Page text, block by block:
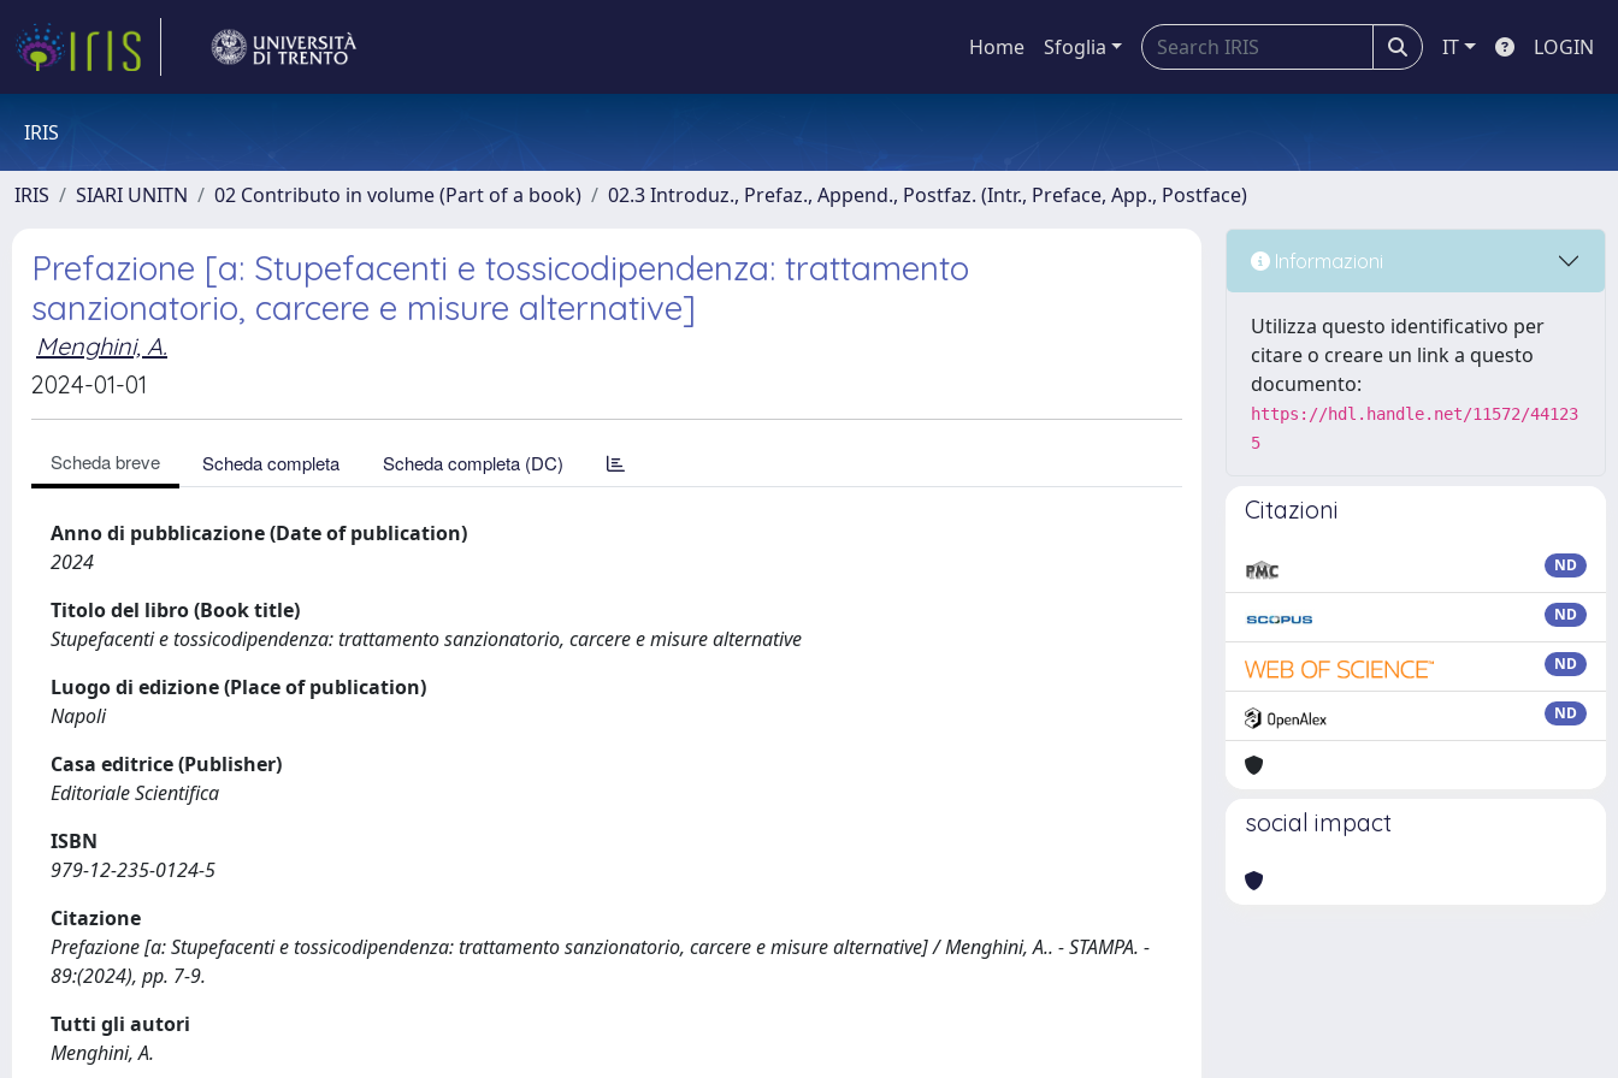
Home Sfoglia IT LOGIN
IRIS
IRIS SIARI UNITN 02 Contributo in volume (Part of a book) 02.3 Introduz., Prefaz., Append., Postfaz. (Intr., Preface, App., Postface)
Prefazione [a: Stupefacenti e tossicodipendenza: trattamento
sanzionatorio, carcere e misure alternative]
Menghini, A.
2024-01-01
Scheda breve Scheda completa Scheda completa (DC)
Anno di pubblicazione (Date of publication)
2024
Titolo del libro (Book title)
Stupefacenti e tossicodipendenza: trattamento sanzionatorio, carcere e misure alternative
Luogo di edizione (Place of publication)
Napoli
Casa editrice (Publisher)
Editoriale Scientifica
ISBN
979-12-235-0124-5
Citazione
Prefazione [a: Stupefacenti e tossicodipendenza: trattamento sanzionatorio, carcere e misure alternative] / Menghini, A.. - STAMPA. -
89:(2024), pp. 7-9.
Tutti gli autori
Menghini, A.
Informazioni
Utilizza questo identificativo per
citare o creare un link a questo
documento:
https://hdl.handle.net/11572/44123
5
Citazioni
ND
ND
ND
ND
social impact